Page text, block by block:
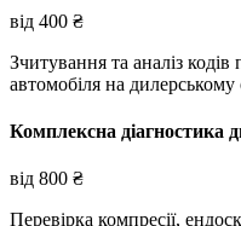
від 400 ₴
Зчитування та аналіз
автомобіля на дилерському
Комплексна діагностика
від 800 ₴
Перевірка компресії,